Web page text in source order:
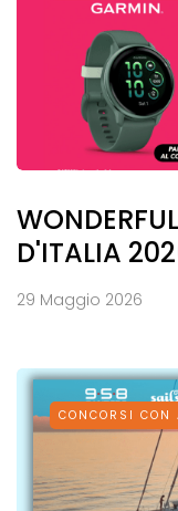
D'ITALIA
29 Maggio 2026
CONCORSI CON